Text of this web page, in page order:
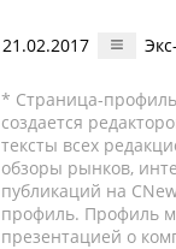
21.02.2017
* Страница-профиль
создается
тексты всех
обзоры рынков,
публикаций на
профиль. Профиль
презентацией о